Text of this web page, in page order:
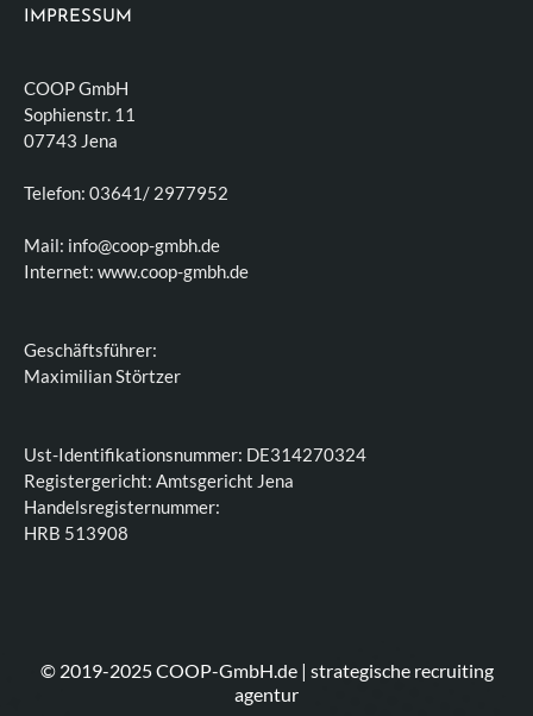
IMPRESSUM
COOP GmbH
Sophienstr. 11
07743 Jena
Telefon: 03641/ 2977952
Mail: info@coop-gmbh.de
Internet: www.coop-gmbh.de
Geschäftsführer:
Maximilian Störtzer
Ust-Identifikationsnummer: DE314270324
Registergericht: Amtsgericht Jena
Handelsregisternummer:
HRB 513908
© 2019-2025 COOP-GmbH.de | strategische recruiting
agentur